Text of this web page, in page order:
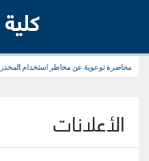
محاضرة توعوية عن مخاطر استخدام المخدرات
الأعلانات